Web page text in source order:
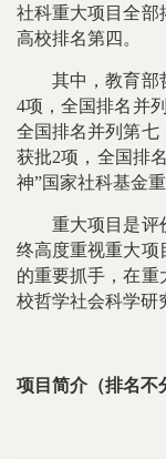
社科重大项目全部
高校排名第四。
其中，教育部哲
4项，全国排名并
全国排名并列第七
获批2项，全国排
神”国家社科基金
重大项目是评价
终高度重视重大项
的重要抓手，在重
校哲学社会科学研
项目简介（排名不